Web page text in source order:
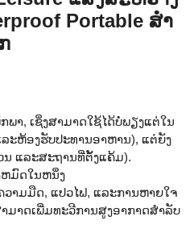
Portable ສໍາ
ພາ, ເຊິ່ງສາມາດໃຊ້ໄດ້ບໍ່ພຽງແຕ່ໃນ
ະຫ້ອງຮັບປະທານອາຫານ), ແຕ່ຍັງ
ນ ແລະສະຖານທີ່ຕັ້ງແຄ້ມ).
ຫມົດໃນຫນຶ່ງ
າມມືດ, ແປວໄຟ, ແລະການຫາຍໃຈ
ມາດ​ເພີ່ມ​ທະ​ວີ​ການ​ສູງ​ອາ​ກາດ​ສໍາ​ລັບ​